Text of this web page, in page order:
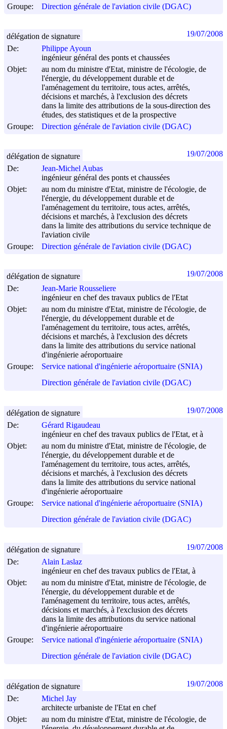
Groupe:
Direction générale de l'aviation civile (DGAC)
De:
Philippe Ayoun
ingénieur général des ponts et chaussées
Objet:
au nom du ministre d'Etat, ministre de l'écologie, de
l'énergie, du développement durable et de
l'aménagement du territoire, tous actes, arrêtés,
décisions et marchés, à l'exclusion des décrets
dans la limite des attributions de la sous-direction des
études, des statistiques et de la prospective
Groupe:
Direction générale de l'aviation civile (DGAC)
délégation de signature 19/07/2008
De:
Jean-Michel Aubas
ingénieur général des ponts et chaussées
Objet:
au nom du ministre d'Etat, ministre de l'écologie, de
l'énergie, du développement durable et de
l'aménagement du territoire, tous actes, arrêtés,
décisions et marchés, à l'exclusion des décrets
dans la limite des attributions du service technique de
l'aviation civile
Groupe:
Direction générale de l'aviation civile (DGAC)
délégation de signature 19/07/2008
De:
Jean-Marie Rousseliere
ingénieur en chef des travaux publics de l'Etat
Objet:
au nom du ministre d'Etat, ministre de l'écologie, de
l'énergie, du développement durable et de
l'aménagement du territoire, tous actes, arrêtés,
décisions et marchés, à l'exclusion des décrets
dans la limite des attributions du service national
d'ingénierie aéroportuaire
Groupe:
Service national d'ingénierie aéroportuaire (SNIA)
Direction générale de l'aviation civile (DGAC)
délégation de signature 19/07/2008
De:
Gérard Rigaudeau
ingénieur en chef des travaux publics de l'Etat, et à
Objet:
au nom du ministre d'Etat, ministre de l'écologie, de
l'énergie, du développement durable et de
l'aménagement du territoire, tous actes, arrêtés,
décisions et marchés, à l'exclusion des décrets
dans la limite des attributions du service national
d'ingénierie aéroportuaire
Groupe:
Service national d'ingénierie aéroportuaire (SNIA)
Direction générale de l'aviation civile (DGAC)
délégation de signature 19/07/2008
De:
Alain Laslaz
ingénieur en chef des travaux publics de l'Etat, à
Objet:
au nom du ministre d'Etat, ministre de l'écologie, de
l'énergie, du développement durable et de
l'aménagement du territoire, tous actes, arrêtés,
décisions et marchés, à l'exclusion des décrets
dans la limite des attributions du service national
d'ingénierie aéroportuaire
Groupe:
Service national d'ingénierie aéroportuaire (SNIA)
Direction générale de l'aviation civile (DGAC)
délégation de signature 19/07/2008
De:
Michel Jay
architecte urbaniste de l'Etat en chef
Objet:
au nom du ministre d'Etat, ministre de l'écologie, de
délégation de signature 19/07/2008